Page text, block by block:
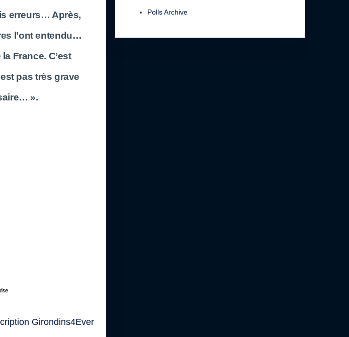
erreurs… Après,
l’ont entendu…
France. C’est
pas très grave
».
Girondins4Ever
Polls Archive